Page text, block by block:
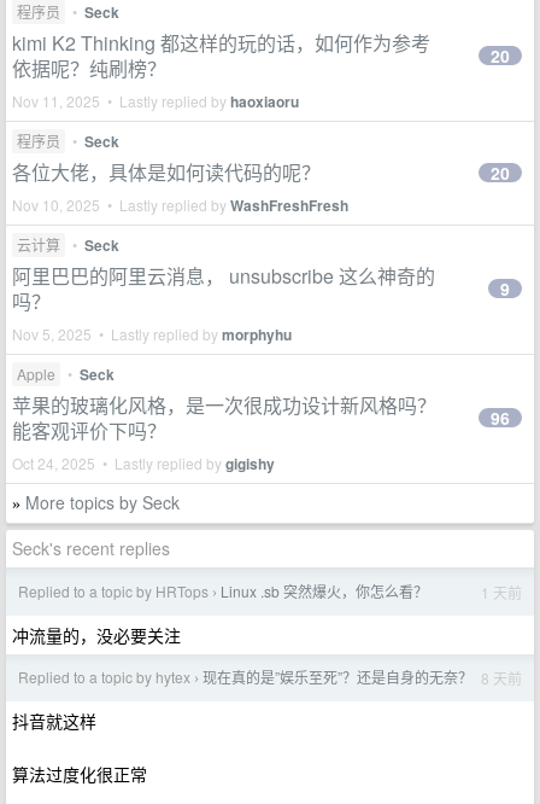
程序员 • Seck
kimi K2 Thinking 都这样的玩的话，如何作为参考
依据呢？纯刷榜？
Nov 11, 2025 • Lastly replied byhaoxiaoru
20
程序员 • Seck
各位大佬，具体是如何读代码的呢？
Nov 10, 2025 • Lastly replied byWashFreshFresh
20
云计算 • Seck
阿里巴巴的阿里云消息， unsubscribe 这么神奇的
吗？
Nov 5, 2025 • Lastly replied bymorphyhu
9
Apple • Seck
苹果的玻璃化风格，是一次很成功设计新风格吗？
能客观评价下吗？
Oct 24, 2025 • Lastly replied bygigishy
96
» More topics by Seck
Seck's recent replies
Replied to a topic by HRTops › Linux .sb 突然爆火，你怎么看？ 1 天前
冲流量的，没必要关注
Replied to a topic by hytex › 现在真的是”娱乐至死”？还是自身的无奈？ 8 天前
抖音就这样
算法过度化很正常